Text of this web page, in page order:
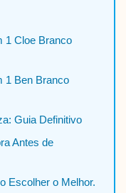
1 Cloe Branco
1 Ben Branco
Guia Definitivo
Antes de
Escolher o Melhor.